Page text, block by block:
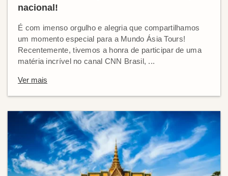
nacional!
É com imenso orgulho e alegria que compartilhamos
um momento especial para a Mundo Ásia Tours!
Recentemente, tivemos a honra de participar de uma
matéria incrível no canal CNN Brasil, ...
Ver mais